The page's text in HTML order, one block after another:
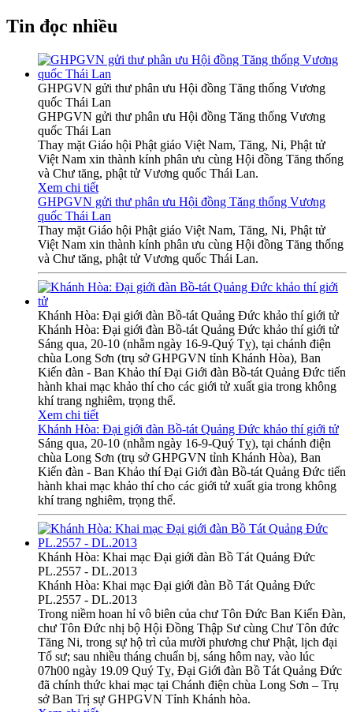
Tin đọc nhiều
GHPGVN gửi thư phân ưu Hội đồng Tăng thống Vương
quốc Thái Lan
GHPGVN gửi thư phân ưu Hội đồng Tăng thống Vương
quốc Thái Lan
Thay mặt Giáo hội Phật giáo Việt Nam, Tăng, Ni, Phật tử
Việt Nam xin thành kính phân ưu cùng Hội đồng Tăng thống
và Chư tăng, phật tử Vương quốc Thái Lan.
Xem chi tiết
GHPGVN gửi thư phân ưu Hội đồng Tăng thống Vương
quốc Thái Lan
Thay mặt Giáo hội Phật giáo Việt Nam, Tăng, Ni, Phật tử
Việt Nam xin thành kính phân ưu cùng Hội đồng Tăng thống
và Chư tăng, phật tử Vương quốc Thái Lan.
Khánh Hòa: Đại giới đàn Bồ-tát Quảng Đức khảo thí giới tử
Khánh Hòa: Đại giới đàn Bồ-tát Quảng Đức khảo thí giới tử
Sáng qua, 20-10 (nhằm ngày 16-9-Quý Tỵ), tại chánh điện
chùa Long Sơn (trụ sở GHPGVN tỉnh Khánh Hòa), Ban
Kiến đàn - Ban Khảo thí Đại Giới đàn Bồ-tát Quảng Đức tiến
hành khai mạc khảo thí cho các giới tử xuất gia trong không
khí trang nghiêm, trọng thể.
Xem chi tiết
Khánh Hòa: Đại giới đàn Bồ-tát Quảng Đức khảo thí giới tử
Sáng qua, 20-10 (nhằm ngày 16-9-Quý Tỵ), tại chánh điện
chùa Long Sơn (trụ sở GHPGVN tỉnh Khánh Hòa), Ban
Kiến đàn - Ban Khảo thí Đại Giới đàn Bồ-tát Quảng Đức tiến
hành khai mạc khảo thí cho các giới tử xuất gia trong không
khí trang nghiêm, trọng thể.
Khánh Hòa: Khai mạc Đại giới đàn Bồ Tát Quảng Đức
PL.2557 - DL.2013
Khánh Hòa: Khai mạc Đại giới đàn Bồ Tát Quảng Đức
PL.2557 - DL.2013
Trong niềm hoan hỉ vô biên của chư Tôn Đức Ban Kiến Đàn,
chư Tôn Đức nhị bộ Hội Đồng Thập Sư cùng Chư Tôn đức
Tăng Ni, trong sự hộ trì của mười phương chư Phật, lịch đại
Tổ sư; sau nhiều tháng chuẩn bị, sáng hôm nay, vào lúc
07h00 ngày 19.09 Quý Tỵ, Đại Giới đàn Bồ Tát Quảng Đức
đã chính thức khai mạc tại Chánh điện chùa Long Sơn – Trụ
sở Ban Trị sự GHPGVN Tỉnh Khánh hòa.